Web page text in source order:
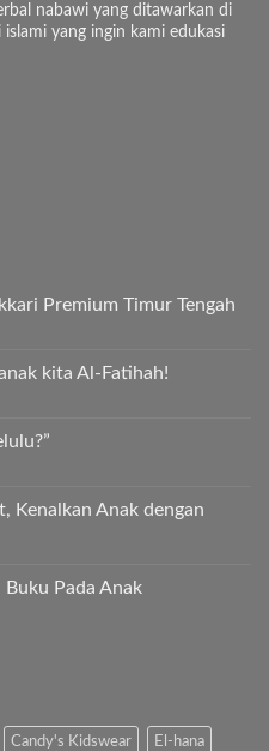
nabawi yang ditawarkan di
yang ingin kami edukasi
Premium Timur Tengah
kita Al-Fatihah!
Kenalkan Anak dengan
Pada Anak
Candy's Kidswear El-hana